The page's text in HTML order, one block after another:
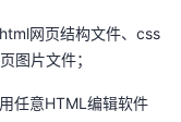
网页结构文件、css
图片文件；
任意HTML编辑软件